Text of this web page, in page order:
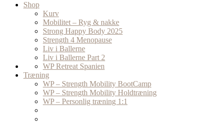
Shop
Kurv
Mobilitet – Ryg & nakke
Strong Happy Body 2025
Strength 4 Menopause
Liv i Ballerne
Liv i Ballerne Part 2
WP Retreat Spanien
Træning
WP – Strength Mobility BootCamp
WP – Strength Mobility Holdtræning
WP – Personlig træning 1:1